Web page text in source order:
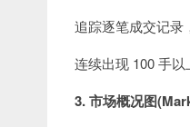
追踪逐笔成交记录
连续出现 100 手以
3. 市场概况图